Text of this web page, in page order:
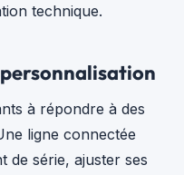
technique.
à répondre à des
ligne connectée
de série, ajuster ses